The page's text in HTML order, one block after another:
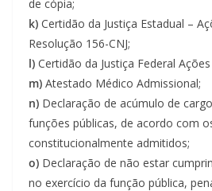
de cópia;
k) Certidão da Justiça Estadual –
Resolução 156-CNJ;
l) Certidão da Justiça Federal
m) Atestado Médico Admissional;
n) Declaração de acúmulo de
funções públicas, de acordo com
constitucionalmente admitidos;
o) Declaração de não estar
no exercício da função pública,